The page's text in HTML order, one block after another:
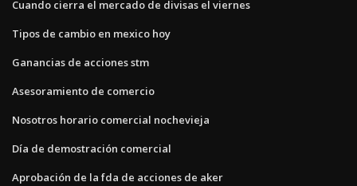
Cuando cierra el mercado de divisas el viernes
Tipos de cambio en mexico hoy
Ganancias de acciones stm
Asesoramiento de comercio
Nosotros horario comercial nochevieja
Día de demostración comercial
Aprobación de la fda de acciones de aker